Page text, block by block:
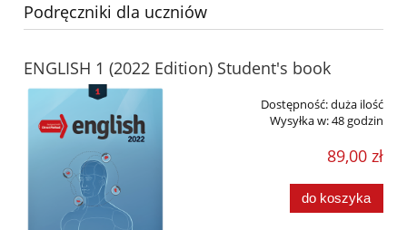
Podręczniki dla uczniów
ENGLISH 1 (2022 Edition) Student's book
Dostępność:duża ilość
Wysyłka w:48 godzin
89,00 zł
do koszyka